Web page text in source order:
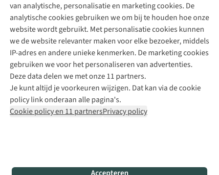
van analytische, personalisatie en marketing cookies. De
analytische cookies gebruiken we om bij te houden hoe onze
website wordt gebruikt. Met personalisatie cookies kunnen
we de website relevanter maken voor elke bezoeker, middels
IP-adres en andere unieke kenmerken. De marketing cookies
gebruiken we voor het personaliseren van advertenties.
Deze data delen we met onze 11 partners.
Je kunt altijd je voorkeuren wijzigen. Dat kan via de cookie
policy link onderaan alle pagina's.
Cookie policy en 11 partnersPrivacy policy
Contactformulier